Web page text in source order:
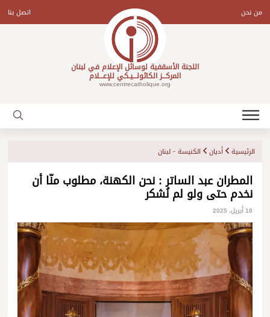
contentمن نحن اتصل بنا
اللجنة الأسقفية لوسائل الإعلام في لبنان
المركـــز الكاثولـــيـكي للإعـــلام
www.centrecatholique.org
الرئيسية أديان الكنيسة - لبنان
المطران عبد الساتر : نحن الكهنة، مطلوب منّا أن
نخدم حتى ولو لم نُشكر
18 أبريل، 2025